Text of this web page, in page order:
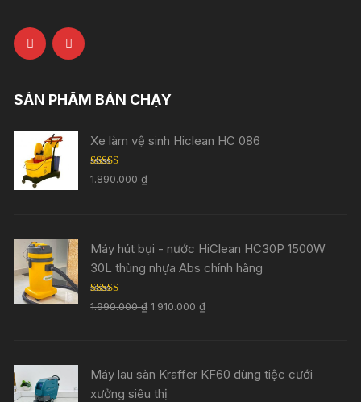
SẢN PHẨM BÁN CHẠY
Xe làm vệ sinh Hiclean HC 086
Rated 5.00
out of 5
1.890.000₫
Máy hút bụi - nước HiClean HC30P 1500W
30L thùng nhựa Abs chính hãng
Rated 5.00
out of 5
1.990.000₫ 1.910.000₫
Máy lau sàn Kraffer KF60 dùng tiệc cưới
xưởng siêu thị